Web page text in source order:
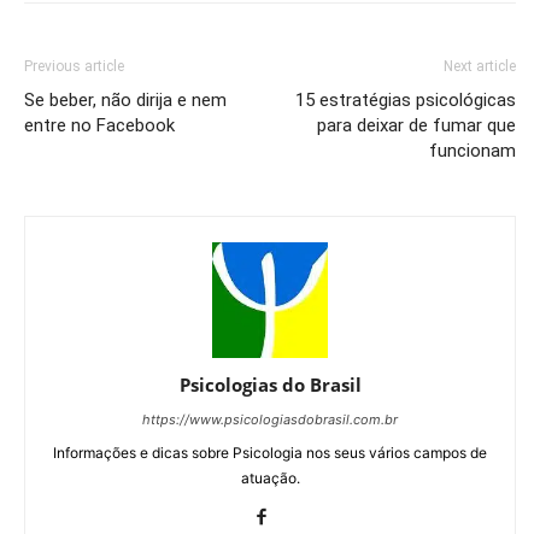
Previous article
Se beber, não dirija e nem
entre no Facebook
Next article
15 estratégias psicológicas
para deixar de fumar que
funcionam
Psicologias do Brasil
https://www.psicologiasdobrasil.com.br
Informações e dicas sobre Psicologia nos seus vários campos de
atuação.